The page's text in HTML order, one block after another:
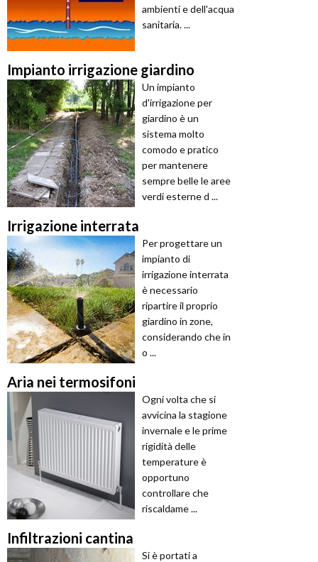
ambienti e dell'acqua
sanitaria. ...
Impianto irrigazione giardino
Un impianto
d'irrigazione per
giardino è un
sistema molto
comodo e pratico
per mantenere
sempre belle le aree
verdi esterne d ...
Irrigazione interrata
Per progettare un
impianto di
irrigazione interrata
è necessario
ripartire il proprio
giardino in zone,
considerando che in
o ...
Aria nei termosifoni
Ogni volta che si
avvicina la stagione
invernale e le prime
rigidità delle
temperature è
opportuno
controllare che
riscaldame ...
Infiltrazioni cantina
Si è portati a